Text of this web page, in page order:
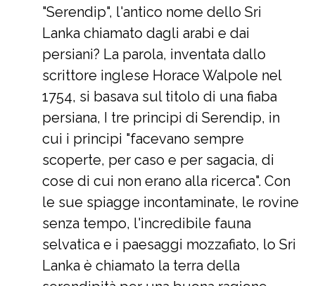
"Serendip", l'antico nome dello Sri
Lanka chiamato dagli arabi e dai
persiani? La parola, inventata dallo
scrittore inglese Horace Walpole nel
1754, si basava sul titolo di una fiaba
persiana, I tre principi di Serendip, in
cui i principi "facevano sempre
scoperte, per caso e per sagacia, di
cose di cui non erano alla ricerca". Con
le sue spiagge incontaminate, le rovine
senza tempo, l'incredibile fauna
selvatica e i paesaggi mozzafiato, lo Sri
Lanka è chiamato la terra della